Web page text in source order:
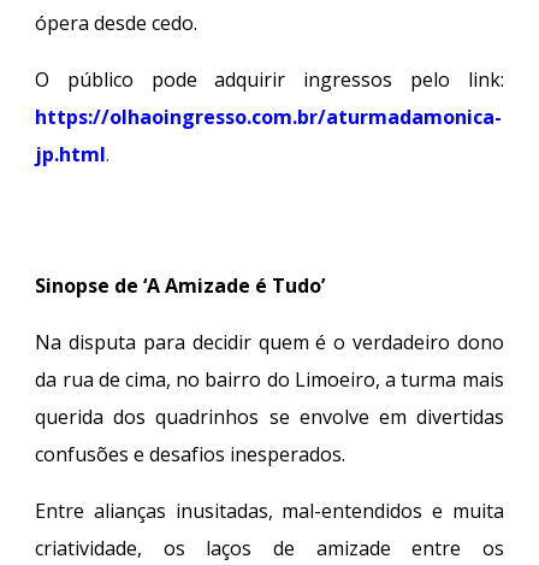
ópera desde cedo.
O público pode adquirir ingressos pelo link:
https://olhaoingresso.com.br/aturmadamonica-
jp.html.
Sinopse de ‘A Amizade é Tudo’
Na disputa para decidir quem é o verdadeiro dono
da rua de cima, no bairro do Limoeiro, a turma mais
querida dos quadrinhos se envolve em divertidas
confusões e desafios inesperados.
Entre alianças inusitadas, mal-entendidos e muita
criatividade, os laços de amizade entre os